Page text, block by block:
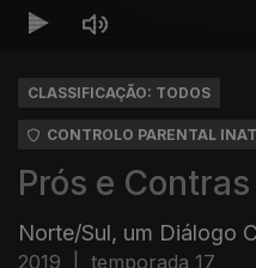
CLASSIFICAÇÃO: TODOS
CONTROLO PARENTAL
Prós e Contras
Norte/Sul, um Diálogo
2019
temporada 17